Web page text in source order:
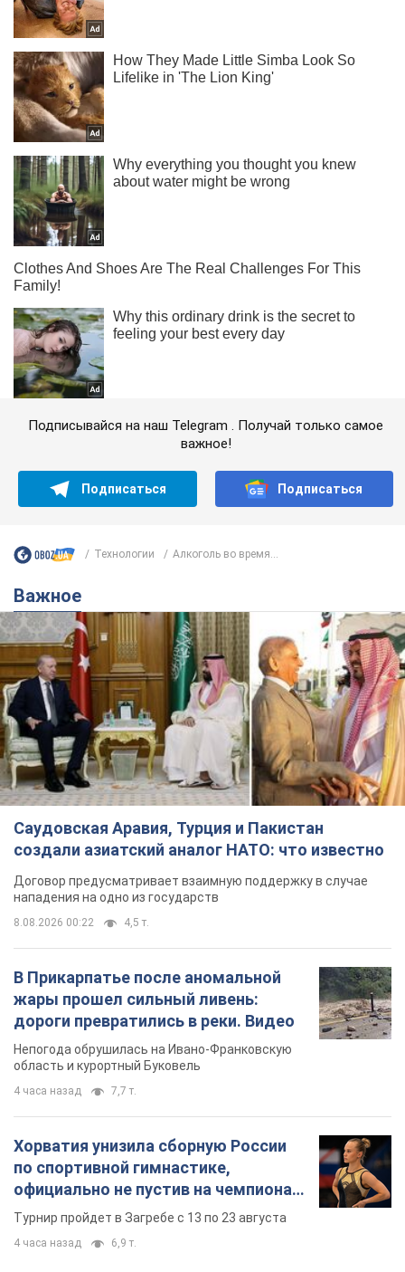
Подписывайся на наш Telegram . Получай только самое
важное!
Подписаться Подписаться
Технологии Алкоголь во время...
Важное
Саудовская Аравия, Турция и Пакистан
создали азиатский аналог НАТО: что известно
Договор предусматривает взаимную поддержку в случае
нападения на одно из государств
8.08.2026 00:22 4,5 т.
В Прикарпатье после аномальной
жары прошел сильный ливень:
дороги превратились в реки. Видео
Непогода обрушилась на Ивано-Франковскую
область и курортный Буковель
4 часа назад 7,7 т.
Хорватия унизила сборную России
по спортивной гимнастике,
официально не пустив на чемпионат
Европы основных спортсменов
Турнир пройдет в Загребе с 13 по 23 августа
4 часа назад 6,9 т.